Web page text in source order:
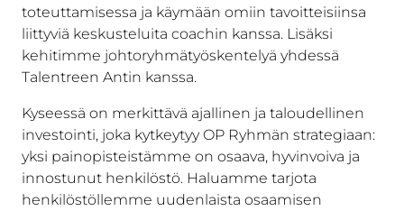
toteuttamisessa ja käymään omiin tavoitteisiinsa
liittyviä keskusteluita coachin kanssa. Lisäksi
kehitimme johtoryhmätyöskentelyä yhdessä
Talentreen Antin kanssa.
Kyseessä on merkittävä ajallinen ja taloudellinen
investointi, joka kytkeytyy OP Ryhmän strategiaan:
yksi painopisteistämme on osaava, hyvinvoiva ja
innostunut henkilöstö. Haluamme tarjota
henkilöstöllemme uudenlaista osaamisen